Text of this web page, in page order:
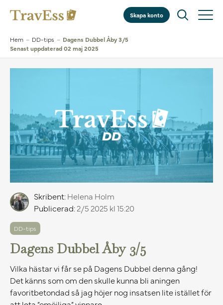
Skapa konto
Hem – DD-tips – Dagens Dubbel Åby 3/5
Senast uppdaterad 02 maj 2025
Skribent:Helena Holm
Publicerad:2/5 2025 kl 15:20
DD-tips
Dagens Dubbel Åby 3/5
Vilka hästar vi får se på Dagens Dubbel denna gång!
Det känns som om den skulle kunna bli aningen
favoritbetondad så jag höjer nog insatsen lite istället för